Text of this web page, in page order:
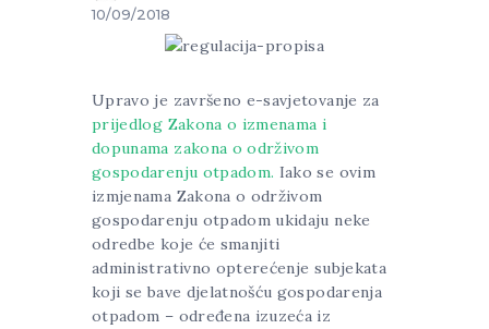
10/09/2018
Upravo je završeno e-savjetovanje za
prijedlog Zakona o izmenama i
dopunama zakona o održivom
gospodarenju otpadom. Iako se ovim
izmjenama Zakona o održivom
gospodarenju otpadom ukidaju neke
odredbe koje će smanjiti
administrativno opterećenje subjekata
koji se bave djelatnošću gospodarenja
otpadom – određena izuzeća iz